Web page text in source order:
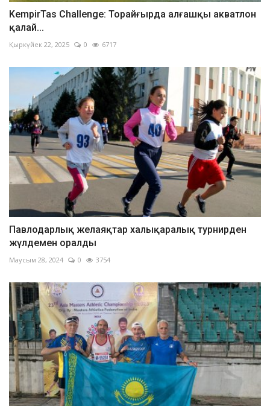
KempirTas Challenge: Торайғырда алғашқы акватлон
қалай...
Қыркүйек 22, 2025 0 6717
Павлодарлық желаяқтар халықаралық турнирден
жүлдемен оралды
Маусым 28, 2024 0 3754